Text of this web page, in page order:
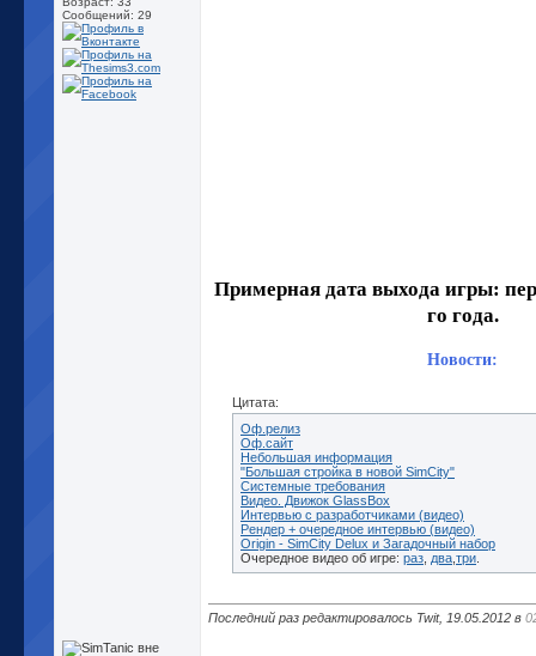
Сообщений: 29
Примерная дата выхода игры:
го года.
Новости:
Цитата:
Оф.релиз
Оф.cайт
Небольшая информация
"Большая стройка в новой SimCity"
Системные требования
Видео. Движок GlassBox
Интервью с разработчиками (видео)
Рендер + очередное интервью (видео)
Origin - SimCity Delux и Загадочный набор
Очередное видео об игре: раз два три
Последний раз редактировалось Twit, 19.05.2012 в